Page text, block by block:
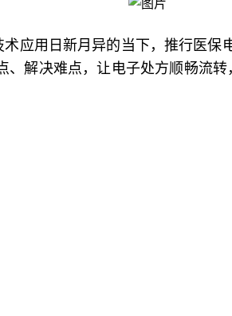
应用日新月异的当下，推行医
解决难点，让电子处方顺畅流